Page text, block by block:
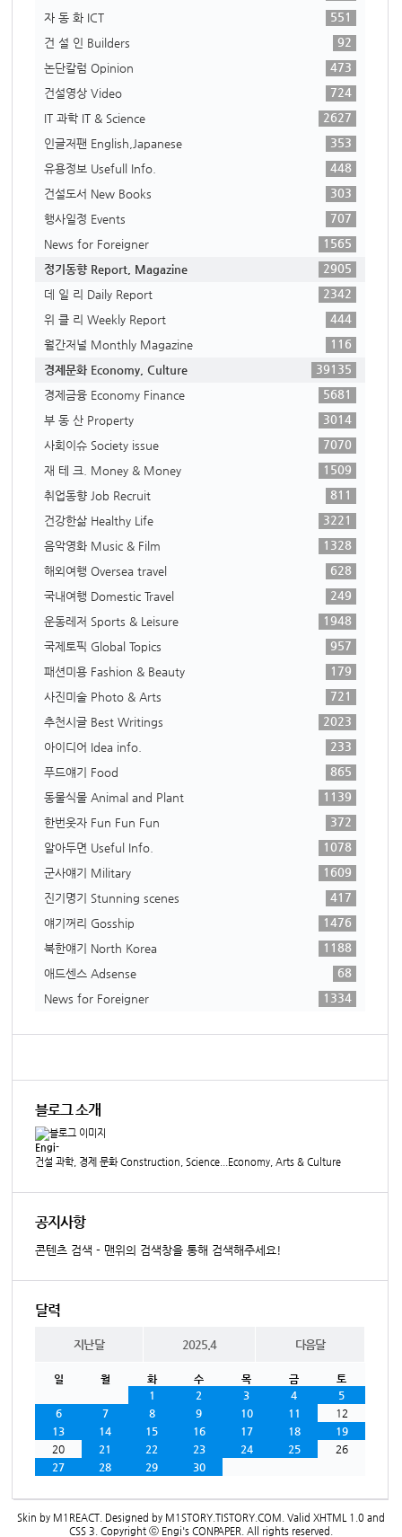
자 동 화 ICT
551
건 설 인 Builders
92
논단칼럼 Opinion
473
건설영상 Video
724
IT 과학 IT & Science
2627
인글저팬 English,Japanese
353
유용정보 Usefull Info.
448
건설도서 New Books
303
행사일정 Events
707
News for Foreigner
1565
정기동향 Report, Magazine
2905
데 일 리 Daily Report
2342
위 클 리 Weekly Report
444
월간저널 Monthly Magazine
116
경제문화 Economy, Culture
39135
경제금융 Economy Finance
5681
부 동 산 Property
3014
사회이슈 Society issue
7070
재 테 크. Money & Money
1509
취업동향 Job Recruit
811
건강한삶 Healthy Life
3221
음악영화 Music & Film
1328
해외여행 Oversea travel
628
국내여행 Domestic Travel
249
운동레저 Sports & Leisure
1948
국제토픽 Global Topics
957
패션미용 Fashion & Beauty
179
사진미술 Photo & Arts
721
추천시글 Best Writings
2023
아이디어 Idea info.
233
푸드얘기 Food
865
동물식물 Animal and Plant
1139
한번웃자 Fun Fun Fun
372
알아두면 Useful Info.
1078
군사얘기 Military
1609
진기명기 Stunning scenes
417
얘기꺼리 Gosship
1476
북한얘기 North Korea
1188
애드센스 Adsense
68
News for Foreigner
1334
블로그 소개
Engi-
건설 과학, 경제 문화 Construction, Science...Economy, Arts & Culture
공지사항
콘텐츠 검색 - 맨위의 검색창을 통해 검색해주세요!
달력
지난달 2025.4 다음달
일 월 화 수 목 금
토
1
2 3 4
5
6
7 8 9 10 11
12
13
14 15 16 17 18
19
20
21 22 23 24 25
26
27
28 29 30
Skin by M1REACT . Designed by M1STORY.TISTORY.COM . Valid XHTML 1.0 and
CSS 3 . Copyright ⓒ Engi's CONPAPER . All rights reserved.